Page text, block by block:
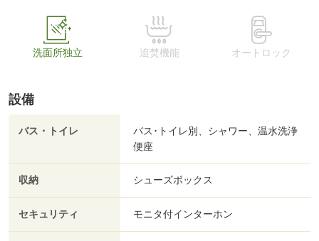
洗面所独立 追焚機能 オートロック
設備
バス・トイレ
バス･トイレ別、シャワー、温水洗浄
便座
収納 シューズボックス
セキュリティ モニタ付インターホン